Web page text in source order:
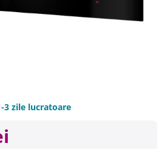
3 zile lucratoare